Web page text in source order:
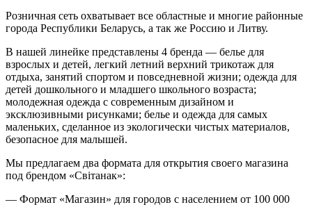
Розничная сеть охватывает все областные и многие районные
города Республики Беларусь, а так же Россию и Литву.
В нашей линейке представлены 4 бренда — белье для
взрослых и детей, легкий летний верхний трикотаж для
отдыха, занятий спортом и повседневной жизни; одежда для
детей дошкольного и младшего школьного возраста;
молодежная одежда с современным дизайном и
эксклюзивными рисунками; белье и одежда для самых
маленьких, сделанное из экологически чистых материалов,
безопасное для малышей.
Мы предлагаем два формата для открытия своего магазина
под брендом «Свiтанак»:
— Формат «Магазин» для городов с населением от 100 000